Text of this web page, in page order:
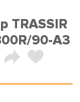
TRASSIR
90-A3